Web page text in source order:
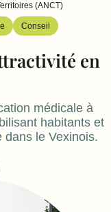
(ANCT)
Conseil
en
médicale à
habitants et
dans le Vexinois.